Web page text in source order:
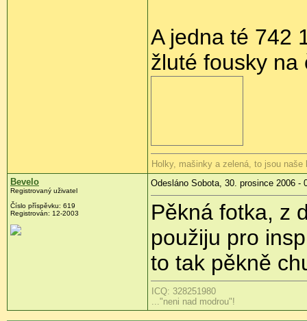
A jedna té 742
žluté fousky na
Holky, mašinky a zelená, to jsou naše
Bevelo
Registrovaný uživatel
Číslo příspěvku: 619
Registrován: 12-2003
Odesláno Sobota, 30. prosince 2006 -
Pěkná fotka, z
použiju pro
to tak pěkně
ICQ: 328251980
..."neni nad modrou"!